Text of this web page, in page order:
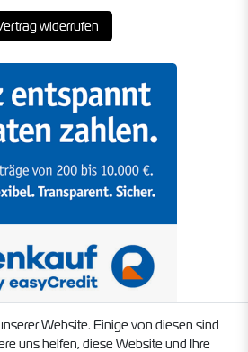
widerrufen
Website. Einige von diesen sind
uns helfen, diese Website und Ihre